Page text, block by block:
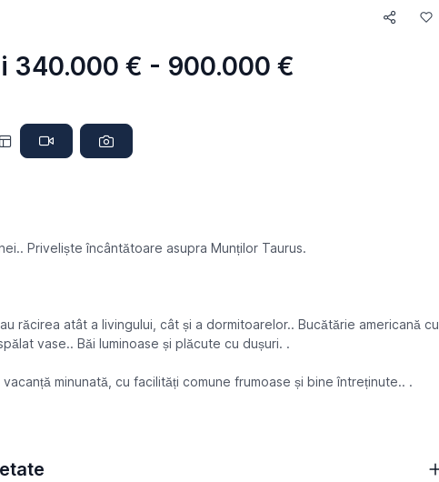
340.000 € - 900.000 €
Priveliște încântătoare asupra Munților Taurus.
răcirea atât a livingului, cât și a dormitoarelor.. Bucătărie americană cu
vase.. Băi luminoase și plăcute cu dușuri. .
minunată, cu facilități comune frumoase și bine întreținute.. .